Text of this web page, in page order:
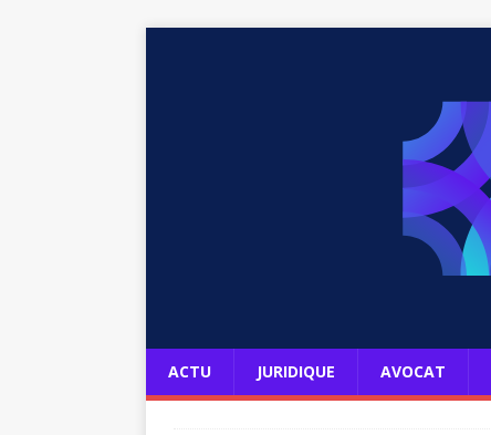
ACTU JURIDIQUE AVOCAT